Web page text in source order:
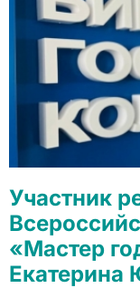
Участник
«Мастер
Екатерина